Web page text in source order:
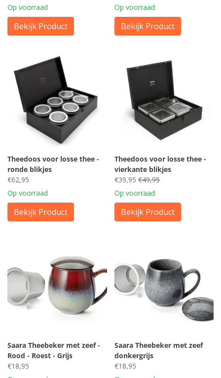
Op voorraad
Bekijk Product
Op voorraad
Bekijk Product
Theedoos voor losse thee -
ronde blikjes
€62,95
Op voorraad
Bekijk Product
Theedoos voor losse thee -
vierkante blikjes
€39,95 €49,95
Op voorraad
Bekijk Product
Saara Theebeker met zeef -
Rood - Roest - Grijs
€18,95
Saara Theebeker met zeef
donkergrijs
€18,95